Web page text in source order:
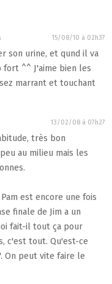
15/08/10 à 02h37
son urine, et qund il va
fort ^^ J'aime bien les
marrant et touchant
13/02/08 à 07h27
très bon
au milieu mais les
est encore une fois
finale de Jim a un
fait-il tout ça pour
c'est tout. Qu'est-ce
On peut vite faire le